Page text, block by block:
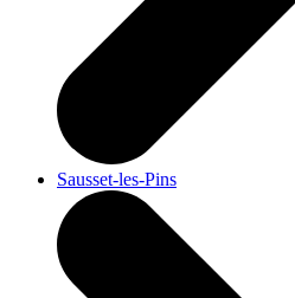
Sausset-les-Pins